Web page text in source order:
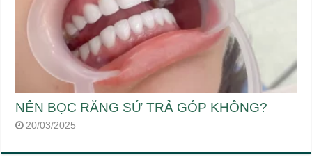
NÊN BỌC RĂNG SỨ TRẢ GÓP KHÔNG?
20/03/2025